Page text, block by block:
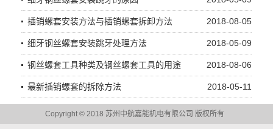
2018-08-05
插销螺套安装方法与插销螺套拆卸方法
2018-05-09
细牙钢丝螺套安装跳牙处理方法
2018-08-06
钢丝螺套工具种类及钢丝螺套工具的用途
2018-05-11
最新插销螺套的拆除方法
Copyright © 2018 苏州中航嘉能机电有限公司 版权所有